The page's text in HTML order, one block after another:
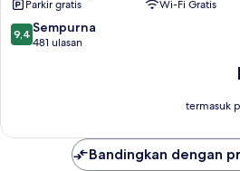
Town
Talat
Yai
Parkir gratis
Wi-Fi Gratis
9.4
dari
9,4 Sempurna
481 ulasan
termasuk
Bandingkan dengan